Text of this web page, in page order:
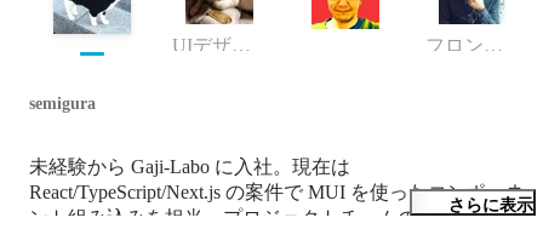
UIデザイナーリード フロントエンドエンジニア
semigura
未経験から Gaji-Labo に入社。現在は
React/TypeScript/Next.js の案件で MUI を使ったコンポーネ
ント組み込みを担当。プロジェクトチームのリードとして
さらに表示